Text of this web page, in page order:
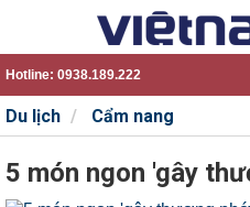
Hotline: 0938.189.222
Du lịch Cẩm nang
5 món ngon 'gây